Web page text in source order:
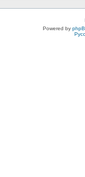
Powered by